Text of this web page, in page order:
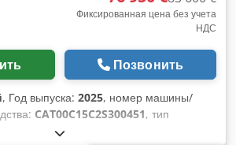
Фиксированная цена без учета
НДС
Позвонить
, Год выпуска: 2025, номер машины/
CAT00C15C2S300451, тип
производитель двигателей: